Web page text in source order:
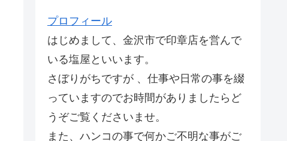
プロフィール
はじめまして、金沢市で印章店を営んで
いる塩屋といいます。
さぼりがちですが 、仕事や日常の事を綴
っていますのでお時間がありましたらど
うぞご覧くださいませ。
また、ハンコの事で何かご不明な事がご